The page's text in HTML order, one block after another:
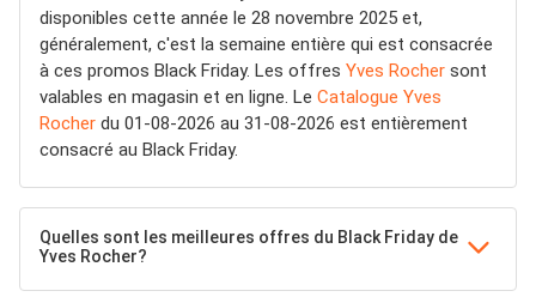
disponibles cette année le 28 novembre 2025 et,
généralement, c'est la semaine entière qui est consacrée
à ces promos Black Friday. Les offres Yves Rocher sont
valables en magasin et en ligne. Le Catalogue Yves
Rocher du 01-08-2026 au 31-08-2026 est entièrement
consacré au Black Friday.
Quelles sont les meilleures offres du Black Friday de
Yves Rocher?